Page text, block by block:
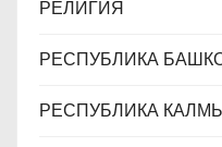
РЕЛИГИЯ
РЕСПУБЛИКА
РЕСПУБЛИКА